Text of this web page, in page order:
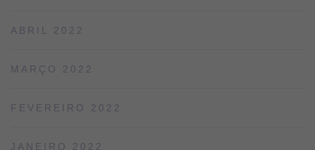
ABRIL 2022
MARÇO 2022
FEVEREIRO 2022
JANEIRO 2022